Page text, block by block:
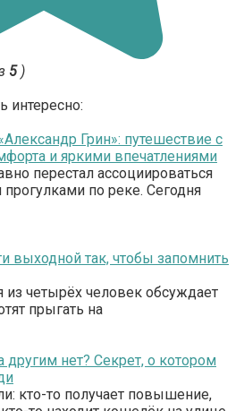
5)
интересно:
Грин»: путешествие с
и яркими впечатлениями
перестал ассоциироваться
по реке. Сегодня
выходной так, чтобы запомнить
из четырёх человек обсуждает
прыгать на
нет? Секрет, о котором
кто-то получает повышение,